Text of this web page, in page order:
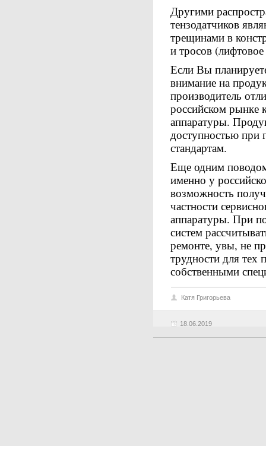
Другими
тензодатчиков
трещинами в
и тросов
Если Вы
внимание на
производитель
российском рынке
аппаратуры.
доступностью при
стандартам.
Еще одним
именно у
возможность
частности
аппаратуры. При
систем
ремонте, увы, не
трудности для тех
собственными
18.06.2019
Катя Григорьева